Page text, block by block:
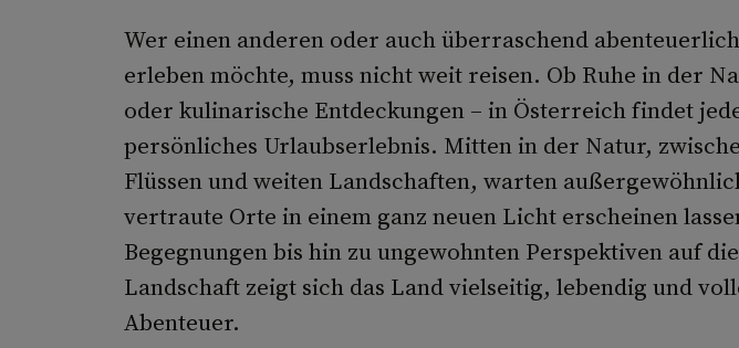
Wer einen anderen oder auch überraschend
erleben möchte, muss nicht weit reisen. Ob Ruhe in der
oder kulinarische Entdeckungen – in Österreich findet
persönliches Urlaubserlebnis. Mitten in der Natur,
Flüssen und weiten Landschaften, warten
vertraute Orte in einem ganz neuen Licht erscheinen
Begegnungen bis hin zu ungewohnten Perspektiven auf
Landschaft zeigt sich das Land vielseitig, lebendig und
Abenteuer.